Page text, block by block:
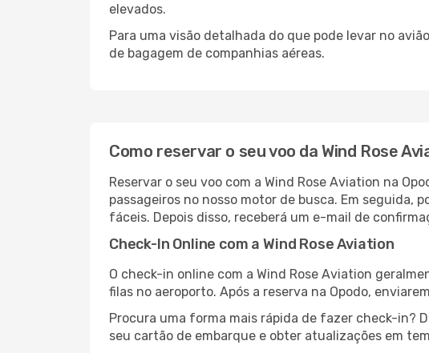
elevados.
Para uma visão detalhada do que pode levar no
de bagagem de companhias aéreas.
Como reservar o seu voo da Wind Rose
Reservar o seu voo com a Wind Rose Aviation na
passageiros no nosso motor de busca. Em seguida,
fáceis. Depois disso, receberá um e-mail de
Check-In Online com a Wind Rose Aviation
O check-in online com a Wind Rose Aviation
filas no aeroporto. Após a reserva na Opodo,
Procura uma forma mais rápida de fazer check-in?
seu cartão de embarque e obter atualizações em